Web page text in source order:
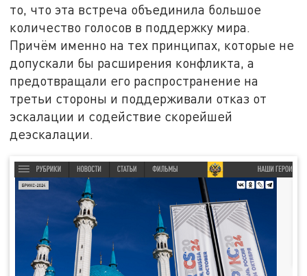
то, что эта встреча объединила большое
количество голосов в поддержку мира.
Причём именно на тех принципах, которые не
допускали бы расширения конфликта, а
предотвращали его распространение на
третьи стороны и поддерживали отказ от
эскалации и содействие скорейшей
деэскалации.